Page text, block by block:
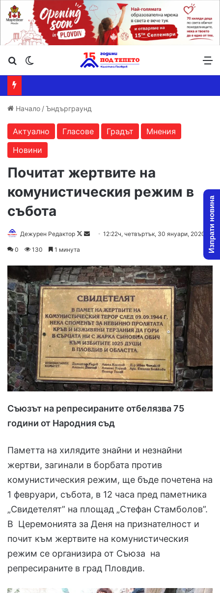
Търсене ...
Начало /Ъндърграунд
Актуално Гласове Градът
Мнения
Новини
Почитат жертвите на
комунистическия режим в
събота
Дежурен Редактор
F
l
o
w
o
n
X
d
a
n
e
m
a
i
l
12:22ч, четвъртък, 30 януари, 2020
0 130 1 минута
Съюзът на репресираните отбелязва 75
години от Народния съд
Паметта на хилядите знайни и незнайни
жертви, загинали в борбата против
комунистическия режим, ще бъде почетена на
1 февруари, събота, в 12 часа пред паметника
„Свидетелят” на площад „Стефан Стамболов”.
В Церемонията за Деня на признателност и
почит към жертвите на комунистическия
режим се организира от Съюза на
репресираните в град Пловдив.
Изпрати новина